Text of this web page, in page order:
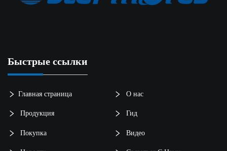
Быстрые ссылки
Главная страница
О нас
Продукция
Гид
Покупка
Видео